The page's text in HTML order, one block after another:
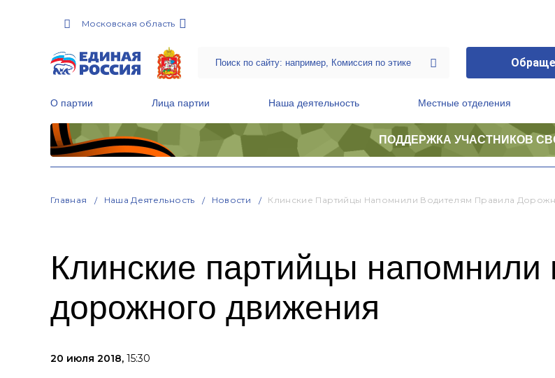
Московская область
О партии Лица партии Наша деятельность Местные отделения
ПОДДЕРЖКА УЧАСТНИКОВ
Главная Наша Деятельность Новости Клинские Партийцы Напомнили Водителям Правила
Клинские партийцы напомнили
дорожного движения
20 июля 2018, 15:30